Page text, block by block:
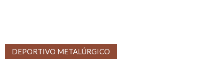
DEPORTIVO METALÚRGICO